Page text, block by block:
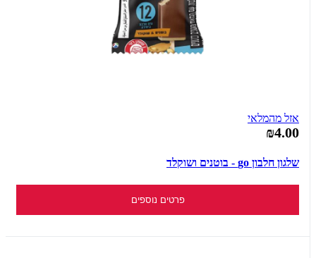
אזל מהמלאי
₪4.00
שלגון חלבון go - בוטנים ושוקלד
פרטים נוספים